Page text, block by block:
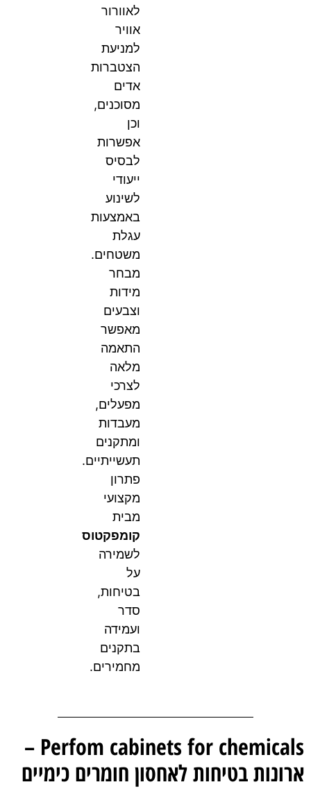
לאוורור
אוויר
למניעת
הצטברות
אדים
מסוכנים,
וכן
אפשרות
לבסיס
ייעודי
לשינוע
באמצעות
עגלת
משטחים.
מבחר
מידות
וצבעים
מאפשר
התאמה
מלאה
לצרכי
מפעלים,
מעבדות
ומתקנים
תעשייתיים.
פתרון
מקצועי
מבית
קומפקטוס
לשמירה
על
בטיחות,
סדר
ועמידה
בתקנים
מחמירים.
Perfom cabinets for chemicals –
ארונות בטיחות לאחסון חומרים כימיים